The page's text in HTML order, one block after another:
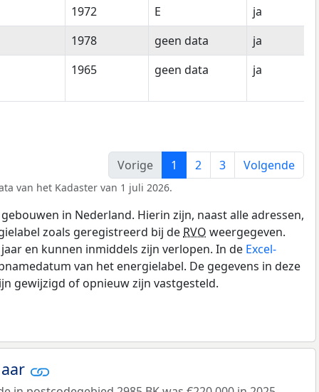
1972
E
ja
1978
geen data
ja
1965
geen data ja
Vorige 1 2 3 Volgende
van het Kadaster van 1 juli 2026.
in Nederland. Hierin zijn, naast alle adressen,
zoals geregistreerd bij de RVO weergegeven.
en kunnen inmiddels zijn verlopen. In de Excel-
van het energielabel. De gegevens in deze
gewijzigd of opnieuw zijn vastgesteld.